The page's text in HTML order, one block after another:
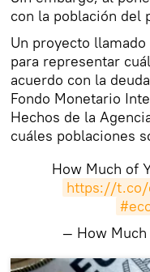
con la población del
Un proyecto llamado
para representar
acuerdo con la
Fondo Monetario
Hechos de la
cuáles poblaciones
How Much of
https://t.co/
— How